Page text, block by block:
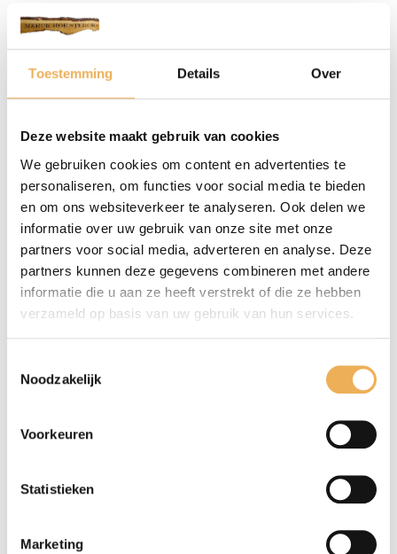
Toestemming Details Over
Deze website maakt gebruik van cookies
We gebruiken cookies om content en advertenties te
personaliseren, om functies voor social media te bieden
en om ons websiteverkeer te analyseren. Ook delen we
informatie over uw gebruik van onze site met onze
partners voor social media, adverteren en analyse. Deze
partners kunnen deze gegevens combineren met andere
informatie die u aan ze heeft verstrekt of die ze hebben
verzameld op basis van uw gebruik van hun services.
Noodzakelijk
Voorkeuren
Statistieken
Marketing
bloemmahonie fineer hebben wij vele andere soorten
houtsoorten fineer op voorraad. Bekijk hiervoor alle
Bloemmahonie
105
cm
B
30
cm
38.95
Artikelnummer:FI115 Categorieën:Bloemmahonie,Fineer let op!
wordt niet opgestuurd!
Extra informatie
Afmetingen
GERELATEERDE PRODUCTEN